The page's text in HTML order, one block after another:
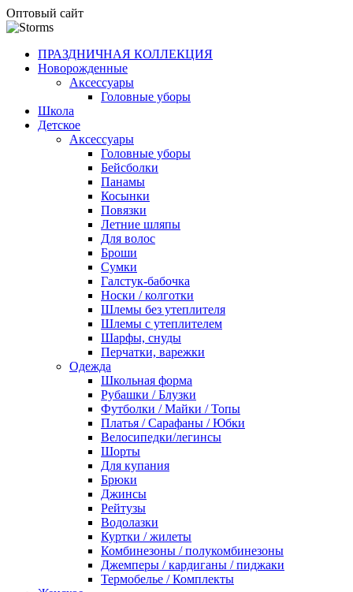
Оптовый сайт
ПРАЗДНИЧНАЯ КОЛЛЕКЦИЯ
Новорожденные
Аксессуары
Головные уборы
Школа
Детское
Аксессуары
Головные уборы
Бейсболки
Панамы
Косынки
Повязки
Летние шляпы
Для волос
Броши
Сумки
Галстук-бабочка
Носки / колготки
Шлемы без утеплителя
Шлемы с утеплителем
Шарфы, снуды
Перчатки, варежки
Одежда
Школьная форма
Рубашки / Блузки
Футболки / Майки / Топы
Платья / Сарафаны / Юбки
Велосипедки/легинсы
Шорты
Для купания
Брюки
Джинсы
Рейтузы
Водолазки
Куртки / жилеты
Комбинезоны / полукомбинезоны
Джемперы / кардиганы / пиджаки
Термобелье / Комплекты